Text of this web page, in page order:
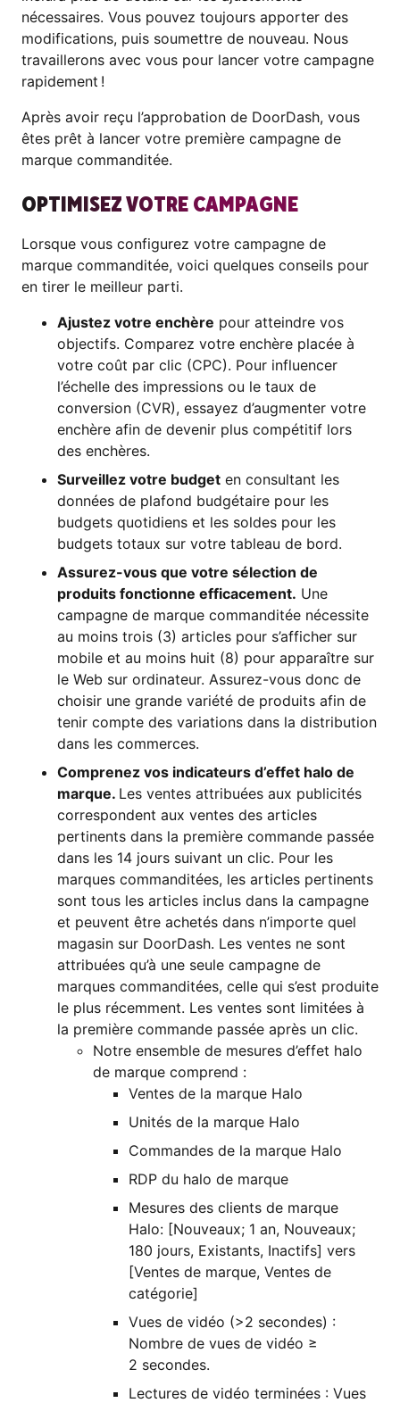
nécessaires. Vous pouvez toujours apporter des
modifications, puis soumettre de nouveau. Nous
travaillerons avec vous pour lancer votre campagne
rapidement !
Après avoir reçu l’approbation de DoorDash, vous
êtes prêt à lancer votre première campagne de
marque commanditée.
OPTIMISEZ VOTRE CAMPAGNE
Lorsque vous configurez votre campagne de
marque commanditée, voici quelques conseils pour
en tirer le meilleur parti.
Ajustez votre enchère pour atteindre vos
objectifs. Comparez votre enchère placée à
votre coût par clic (CPC). Pour influencer
l’échelle des impressions ou le taux de
conversion (CVR), essayez d’augmenter votre
enchère afin de devenir plus compétitif lors
des enchères.
Surveillez votre budget en consultant les
données de plafond budgétaire pour les
budgets quotidiens et les soldes pour les
budgets totaux sur votre tableau de bord.
Assurez-vous que votre sélection de
produits fonctionne efficacement. Une
campagne de marque commanditée nécessite
au moins trois (3) articles pour s’afficher sur
mobile et au moins huit (8) pour apparaître sur
le Web sur ordinateur. Assurez-vous donc de
choisir une grande variété de produits afin de
tenir compte des variations dans la distribution
dans les commerces.
Comprenez vos indicateurs d’effet halo de
marque. Les ventes attribuées aux publicités
correspondent aux ventes des articles
pertinents dans la première commande passée
dans les 14 jours suivant un clic. Pour les
marques commanditées, les articles pertinents
sont tous les articles inclus dans la campagne
et peuvent être achetés dans n’importe quel
magasin sur DoorDash. Les ventes ne sont
attribuées qu’à une seule campagne de
marques commanditées, celle qui s’est produite
le plus récemment. Les ventes sont limitées à
la première commande passée après un clic.
Notre ensemble de mesures d’effet halo
de marque comprend :
Ventes de la marque Halo
Unités de la marque Halo
Commandes de la marque Halo
RDP du halo de marque
Mesures des clients de marque
Halo: [Nouveaux; 1 an, Nouveaux;
180 jours, Existants, Inactifs] vers
[Ventes de marque, Ventes de
catégorie]
Vues de vidéo (>2 secondes) :
Nombre de vues de vidéo ≥
2 secondes.
Lectures de vidéo terminées : Vues